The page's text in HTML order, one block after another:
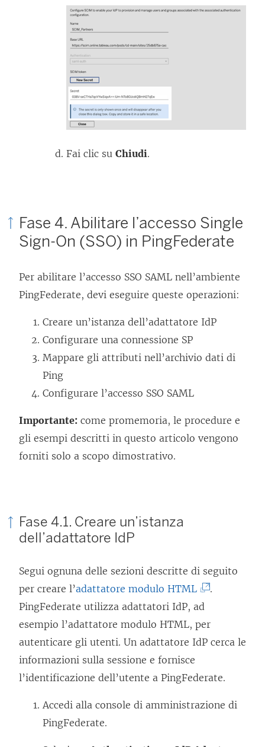
Fai clic su Chiudi.
Fase 4. Abilitare l’accesso Single
Sign-On (SSO) in PingFederate
Per abilitare l’accesso SSO SAML nell’ambiente
PingFederate, devi eseguire queste operazioni:
Creare un’istanza dell’adattatore IdP
Configurare una connessione SP
Mappare gli attributi nell’archivio dati di
Ping
Configurare l’accesso SSO SAML
Importante: come promemoria, le procedure e
gli esempi descritti in questo articolo vengono
forniti solo a scopo dimostrativo.
Fase 4.1. Creare un’istanza
dell’adattatore IdP
Segui ognuna delle sezioni descritte di seguito
per creare l’adattatore modulo HTML(
I
l
c
l
.
PingFederate utilizza adattatori IdP, ad
esempio l’adattatore modulo HTML, per
autenticare gli utenti. Un adattatore IdP cerca le
informazioni sulla sessione e fornisce
l’identificazione dell’utente a PingFederate.
Accedi alla console di amministrazione di
PingFederate.